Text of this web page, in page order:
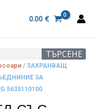
0.00 €
ТЪРСЕНЕ
/ ЗАХРАНВАЩ
ЗА
5635110100